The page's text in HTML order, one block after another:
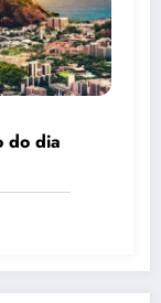
do dia